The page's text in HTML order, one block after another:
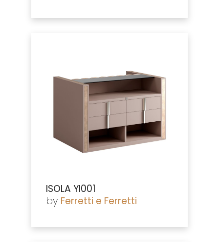
ISOLA YI001
by Ferretti e Ferretti